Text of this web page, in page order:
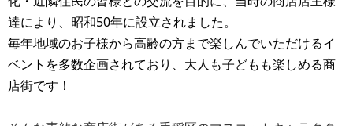
達により、昭和50年に設立されました。
毎年地域のお子様から高齢の方まで楽しんでいただけるイ
ベントを多数企画されており、大人も子どもも楽しめる商
店街です！